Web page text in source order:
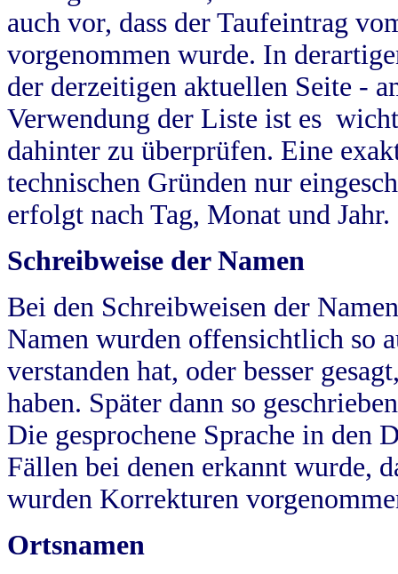
auch vor, dass der Taufeintrag
vorgenommen wurde. In
der derzeitigen aktuellen Seite -
Verwendung der Liste ist es
dahinter zu überprüfen. Eine
technischen Gründen nur
erfolgt nach Tag, Monat und Jahr.
Schreibweise der Namen
Bei den Schreibweisen der
Namen wurden offensichtlich so
verstanden hat, oder besser
haben. Später dann so
Die gesprochene Sprache in
Fällen bei denen erkannt wurde,
wurden Korrekturen
Ortsnamen